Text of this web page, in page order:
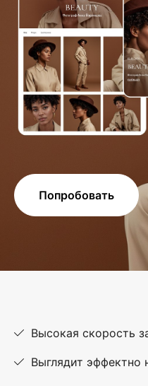
Попробовать
Высокая скорость
Выглядит эффектно